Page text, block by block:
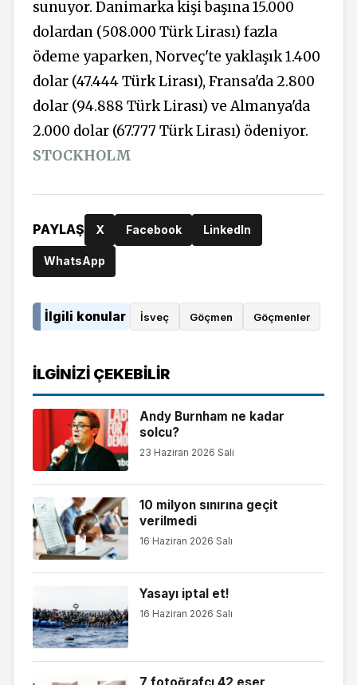
sunuyor. Danimarka kişi başına 15.000
dolardan (508.000 Türk Lirası) fazla
ödeme yaparken, Norveç'te yaklaşık 1.400
dolar (47.444 Türk Lirası), Fransa'da 2.800
dolar (94.888 Türk Lirası) ve Almanya'da
2.000 dolar (67.777 Türk Lirası) ödeniyor.
STOCKHOLM
PAYLAŞ X Facebook LinkedIn
WhatsApp
İlgili konular İsveç Göçmen Göçmenler
İLGINIZI ÇEKEBILIR
Andy Burnham ne kadar
solcu?
23 Haziran 2026 Salı
10 milyon sınırına geçit
verilmedi
16 Haziran 2026 Salı
Yasayı iptal et!
16 Haziran 2026 Salı